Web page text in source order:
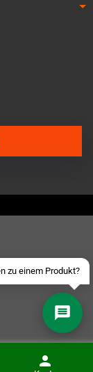
zu einem Produkt?
schreiben
eine eMail